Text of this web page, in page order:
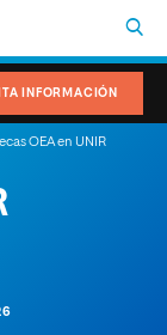
INFORMACIÓN
OEA en UNIR